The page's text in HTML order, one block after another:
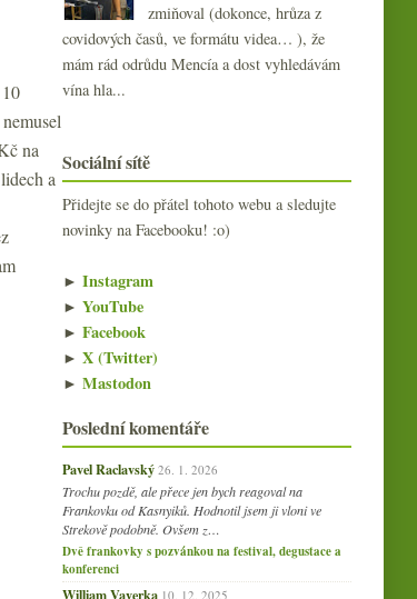
na
a
zmiňoval (dokonce, hrůza z
covidových časů, ve formátu videa… ), že
mám rád odrůdu Mencía a dost vyhledávám
vína hla...
Sociální sítě
Přidejte se do přátel tohoto webu a sledujte
novinky na Facebooku! :o)
► Instagram
► YouTube
► Facebook
► X (Twitter)
► Mastodon
Poslední komentáře
Pavel Raclavský 26. 1. 2026
Trochu pozdě, ale přece jen bych reagoval na
Frankovku od Kasnyiků. Hodnotil jsem ji vloni ve
Strekově podobně. Ovšem z…
Dvě frankovky s pozvánkou na festival, degustace a
konferenci
William Vaverka 10. 12. 2025